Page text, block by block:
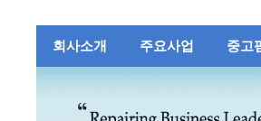
회사소개 주요사업 중고